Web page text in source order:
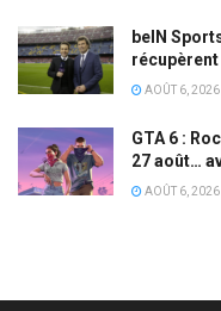
beIN
récupèrent
AOÛT 6, 2026
GTA 6 :
27 août…
AOÛT 6, 2026